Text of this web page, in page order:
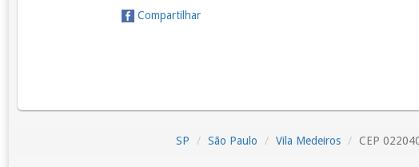
Compartilhar
SP São Paulo Vila Medeiros CEP